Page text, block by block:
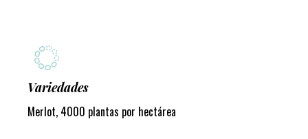
Variedades
Merlot, 4000 plantas por hectárea